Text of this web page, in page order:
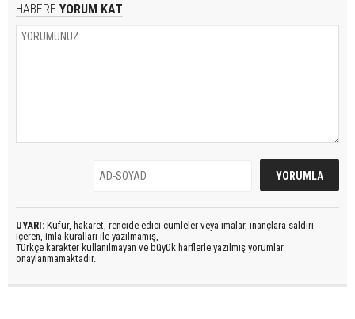
HABERE YORUM KAT
UYARI: Küfür, hakaret, rencide edici cümleler veya imalar, inançlara saldırı
içeren, imla kuralları ile yazılmamış,
Türkçe karakter kullanılmayan ve büyük harflerle yazılmış yorumlar
onaylanmamaktadır.